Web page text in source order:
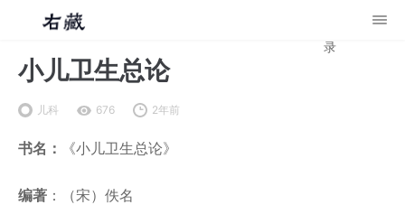
录
小儿卫生总论
儿科 676 2年前
书名： 《小儿卫生总论》
编著 ：（宋）佚名